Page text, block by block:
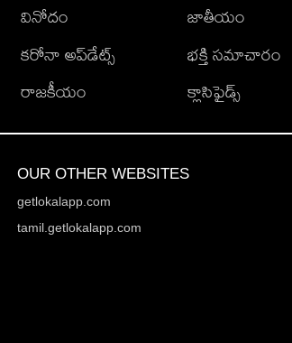
వినోదం
కరోనా అప్‌డేట్స్
రాజకీయం
జాతీయం
భక్తి సమాచారం
క్లాసిఫైడ్స్
OUR OTHER WEBSITES
getlokalapp.com
tamil.getlokalapp.com